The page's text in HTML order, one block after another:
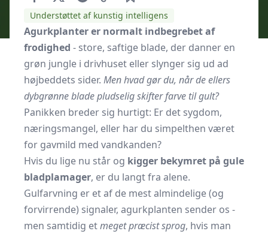
Understøttet af kunstig intelligens
Agurkplanter er normalt indbegrebet af
frodighed - store, saftige blade, der danner en
grøn jungle i drivhuset eller slynger sig ud ad
højbeddets sider. Men hvad gør du, når de ellers
dybgrønne blade pludselig skifter farve til gult?
Panikken breder sig hurtigt: Er det sygdom,
næringsmangel, eller har du simpelthen været
for gavmild med vandkanden?
Hvis du lige nu står og kigger bekymret på gule
bladplamager, er du langt fra alene.
Gulfarvning er et af de mest almindelige (og
forvirrende) signaler, agurkplanten sender os -
men samtidig etmeget præcist sprog, hvis man